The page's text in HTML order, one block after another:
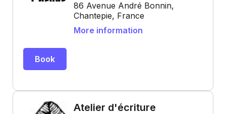
86 Avenue André Bonnin,
Chantepie, France
More information
Book
Atelier d'écriture